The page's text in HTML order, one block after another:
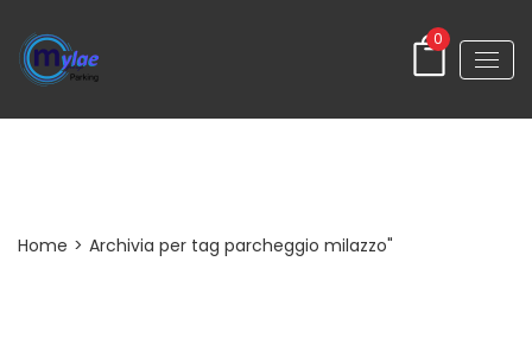
0
Home > Archivia per tag parcheggio milazzo"